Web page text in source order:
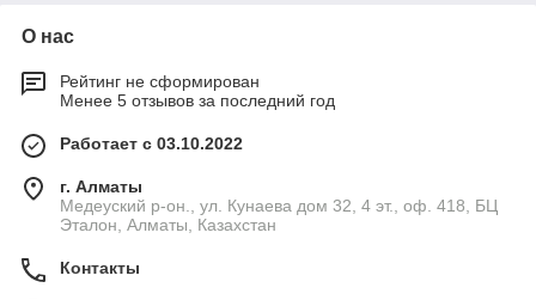
О нас
Рейтинг не сформирован
Менее 5 отзывов за последний год
Работает с 03.10.2022
г. Алматы
Медеуский р-он., ул. Кунаева дом 32, 4 эт., оф. 418, БЦ
Эталон, Алматы, Казахстан
Контакты